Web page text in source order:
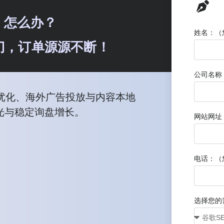
么办？
订单源源不断！
化、海外广告投放与内容本地
稳定询盘增长。
姓名：（
公司名称
网站网址
电话：
选择您的